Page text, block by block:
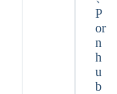
P
or
n
h
u
b